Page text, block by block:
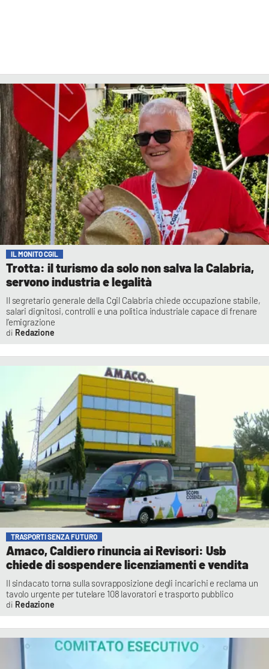
APPLE
IL MONITO CGIL
Trotta: il turismo da solo non salva la Calabria,
servono industria e legalità
Il segretario generale della Cgil Calabria chiede occupazione stabile,
salari dignitosi, controlli e una politica industriale capace di frenare
l’emigrazione
Redazione
TRASPORTI SENZA FUTURO
Amaco, Caldiero rinuncia ai Revisori: Usb
chiede di sospendere licenziamenti e vendita
Il sindacato torna sulla sovrapposizione degli incarichi e reclama un
tavolo urgente per tutelare 108 lavoratori e trasporto pubblico
Redazione